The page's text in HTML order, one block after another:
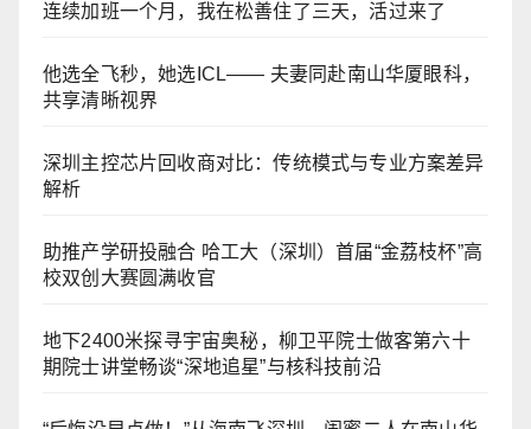
连续加班一个月，我在松善住了三天，活过来了
他选全飞秒，她选ICL—— 夫妻同赴南山华厦眼科，
共享清晰视界
深圳主控芯片回收商对比：传统模式与专业方案差异
解析
助推产学研投融合 哈工大（深圳）首届“金荔枝杯”高
校双创大赛圆满收官
地下2400米探寻宇宙奥秘，柳卫平院士做客第六十
期院士讲堂畅谈“深地追星”与核科技前沿